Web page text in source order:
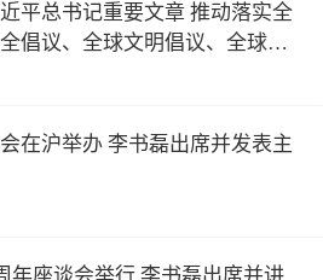
平总书记重要文章 推动落实全
倡议、全球文明倡议、全球治
在沪举办 李书磊出席并发表主